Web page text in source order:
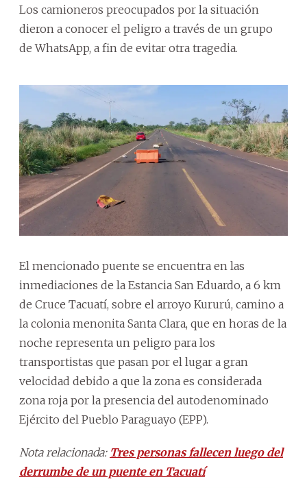
Los camioneros preocupados por la situación
dieron a conocer el peligro a través de un grupo
de WhatsApp, a fin de evitar otra tragedia.
El mencionado puente se encuentra en las
inmediaciones de la Estancia San Eduardo, a 6 km
de Cruce Tacuatí, sobre el arroyo Kururú, camino a
la colonia menonita Santa Clara, que en horas de la
noche representa un peligro para los
transportistas que pasan por el lugar a gran
velocidad debido a que la zona es considerada
zona roja por la presencia del autodenominado
Ejército del Pueblo Paraguayo (EPP).
Nota relacionada: Tres personas fallecen luego del
derrumbe de un puente en Tacuatí